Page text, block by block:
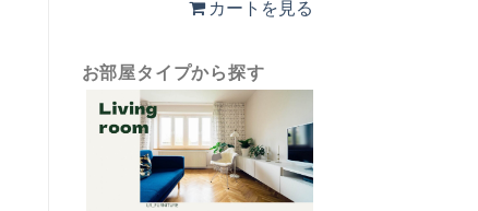
カートを見る
お部屋タイプから探す